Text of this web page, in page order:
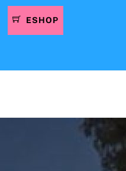
ESHOP